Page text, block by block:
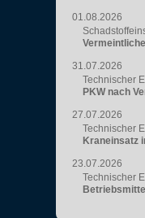
01.08.2026
31.07.2026
Technischer
PKW nach
27.07.2026
Technischer
Kraneinsatz
23.07.2026
Technischer